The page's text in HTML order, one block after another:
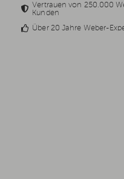
Vertrauen von 250.000
Kunden
Über 20 Jahre Weber-